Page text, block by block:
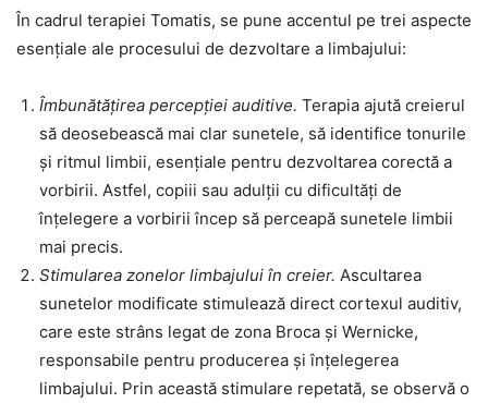
În cadrul terapiei Tomatis, se pune accentul pe trei aspecte
esențiale ale procesului de dezvoltare a limbajului:
Îmbunătățirea percepției auditive. Terapia ajută creierul
să deosebească mai clar sunetele, să identifice tonurile
și ritmul limbii, esențiale pentru dezvoltarea corectă a
vorbirii. Astfel, copiii sau adulții cu dificultăți de
înțelegere a vorbirii încep să perceapă sunetele limbii
mai precis.
Stimularea zonelor limbajului în creier. Ascultarea
sunetelor modificate stimulează direct cortexul auditiv,
care este strâns legat de zona Broca și Wernicke,
responsabile pentru producerea și înțelegerea
limbajului. Prin această stimulare repetată, se observă o